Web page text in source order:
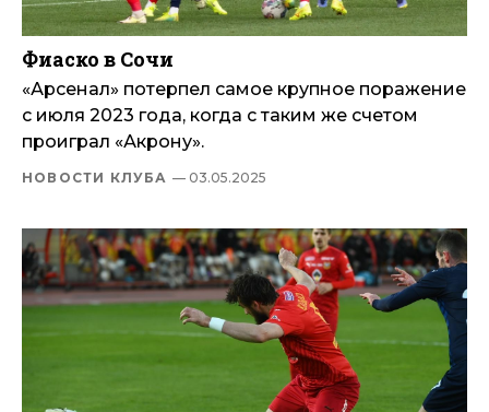
Фиаско в Сочи
«Арсенал» потерпел самое крупное поражение
с июля 2023 года, когда с таким же счетом
проиграл «Акрону».
НОВОСТИ КЛУБА — 03.05.2025